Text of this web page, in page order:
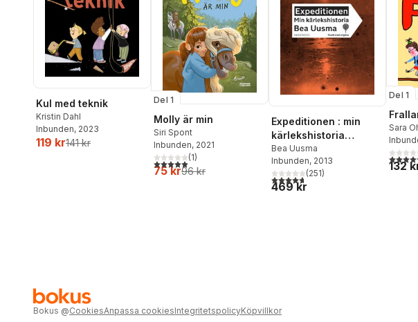
Kul med teknik
Kristin Dahl
Inbunden, 2023
119 kr141 kr
Del 1
Molly är min
Siri Spont
Inbunden, 2021
5,0utav 5 stjärnor. Totalt antal röster:
(1)
75 kr96 kr
Expeditionen : min
kärlekshistoria
(illustrerad utgåva)
Bea Uusma
Inbunden, 2013
4,7utav 5 stjärnor. Totalt antal röster:
(251)
469 kr
Del 1
Sara
4,2
132
Bokus @CookiesAnpassa cookiesIntegritetspolicyKöpvillkor